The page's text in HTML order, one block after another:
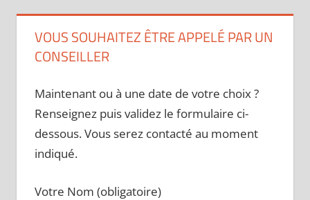
VOUS SOUHAITEZ ÊTRE APPELÉ PAR UN
CONSEILLER
Maintenant ou à une date de votre choix ?
Renseignez puis validez le formulaire ci-
dessous. Vous serez contacté au moment
indiqué.
Votre Nom (obligatoire)